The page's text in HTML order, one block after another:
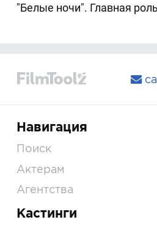
"Белые ночи". Главная
Навигация
Поиск
Актерам
Агентства
Кастинги